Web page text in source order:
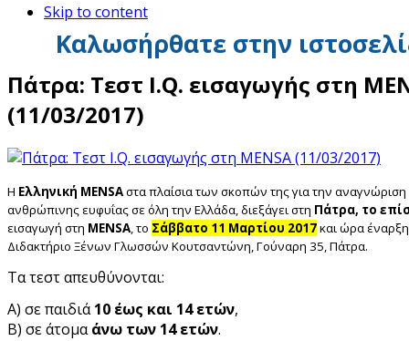
Skip to content
Καλωσήρθατε στην
Πάτρα: Τεστ I.Q. εισαγωγής στη
(11/03/2017)
Η Ελληνική MENSAστα πλαίσια των σκοπών της για την αναγνώριση
ανθρώπινης ευφυΐας σε όλη την Ελλάδα, διεξάγει στη Πάτρα, το
εισαγωγή στη MENSA, το Σάββατο 11 Μαρτίου 2017και ώρα
Διδακτήριο Ξένων Γλωσσών Κουτσαντώνη, Γούναρη 35, Πάτρα.
Τα τεστ απευθύνονται:
Α) σε παιδιά10 έως και 14 ετών,
Β) σε άτομαάνω των 14 ετών.